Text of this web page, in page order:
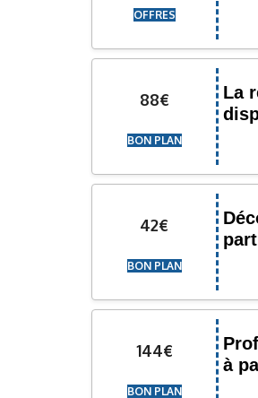
OFFRES
88€
BON PLAN
La
42€
BON PLAN
144€
BON PLAN
à